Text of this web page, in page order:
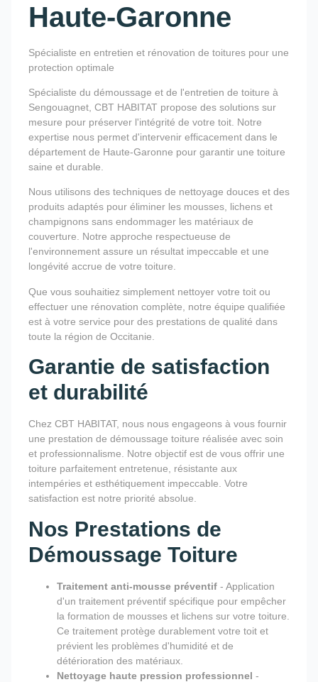
Haute-Garonne
Spécialiste en entretien et rénovation de toitures pour une
protection optimale
Spécialiste du démoussage et de l'entretien de toiture à
Sengouagnet, CBT HABITAT propose des solutions sur
mesure pour préserver l'intégrité de votre toit. Notre
expertise nous permet d'intervenir efficacement dans le
département de Haute-Garonne pour garantir une toiture
saine et durable.
Nous utilisons des techniques de nettoyage douces et des
produits adaptés pour éliminer les mousses, lichens et
champignons sans endommager les matériaux de
couverture. Notre approche respectueuse de
l'environnement assure un résultat impeccable et une
longévité accrue de votre toiture.
Que vous souhaitiez simplement nettoyer votre toit ou
effectuer une rénovation complète, notre équipe qualifiée
est à votre service pour des prestations de qualité dans
toute la région de Occitanie.
Garantie de satisfaction
et durabilité
Chez CBT HABITAT, nous nous engageons à vous fournir
une prestation de démoussage toiture réalisée avec soin
et professionnalisme. Notre objectif est de vous offrir une
toiture parfaitement entretenue, résistante aux
intempéries et esthétiquement impeccable. Votre
satisfaction est notre priorité absolue.
Nos Prestations de
Démoussage Toiture
Traitement anti-mousse préventif - Application
d'un traitement préventif spécifique pour empêcher
la formation de mousses et lichens sur votre toiture.
Ce traitement protège durablement votre toit et
prévient les problèmes d'humidité et de
détérioration des matériaux.
Nettoyage haute pression professionnel -